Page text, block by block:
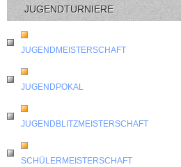
JUGENDTURNIERE
JUGENDMEISTERSCHAFT
JUGENDPOKAL
JUGENDBLITZMEISTERSCHAFT
SCHÜLERMEISTERSCHAFT